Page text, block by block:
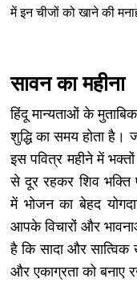
में इन चीजों को खाने की
सावन का महीना
हिंदू मान्यताओं के
शुद्धि का समय होता है।
इस पवित्र महीने में
से दूर रहकर शिव भक्ति
में भोजन का बेहद
आपके विचारों और
है कि सादा और सात्विक
और एकाग्रता को बनाए